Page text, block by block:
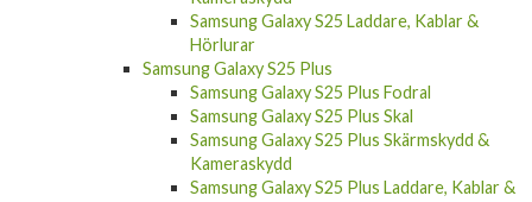
Samsung Galaxy S25 Laddare, Kablar &
Hörlurar
Samsung Galaxy S25 Plus
Samsung Galaxy S25 Plus Fodral
Samsung Galaxy S25 Plus Skal
Samsung Galaxy S25 Plus Skärmskydd &
Kameraskydd
Samsung Galaxy S25 Plus Laddare, Kablar &